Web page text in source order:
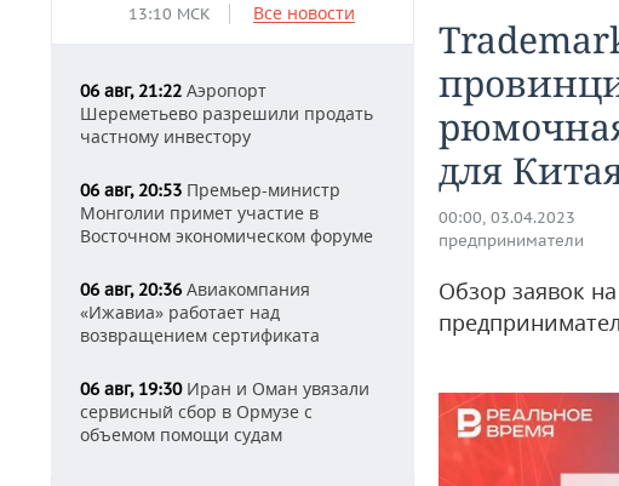
13:10 МСК Все новости
06 авг, 21:22 Аэропорт
Шереметьево разрешили продать
частному инвестору
06 авг, 20:53 Премьер-министр
Монголии примет участие в
Восточном экономическом форуме
06 авг, 20:36 Авиакомпания
«Ижавиа» работает над
возвращением сертификата
06 авг, 19:30Иран и Оман увязали
сервисный сбор в Ормузе с
объемом помощи судам
для
00:00, 03.04.2023
предприниматели
Обзор заявок